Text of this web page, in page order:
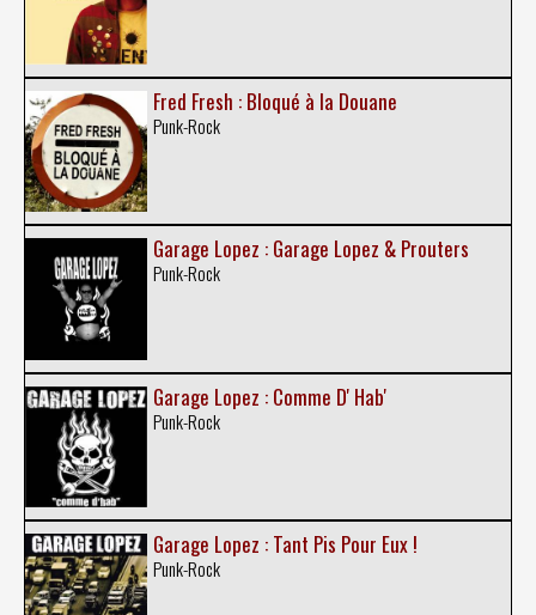
Fred Fresh : Bloqué à la Douane
Punk-Rock
Garage Lopez : Garage Lopez & Prouters
Punk-Rock
Garage Lopez : Comme D' Hab'
Punk-Rock
Garage Lopez : Tant Pis Pour Eux !
Punk-Rock